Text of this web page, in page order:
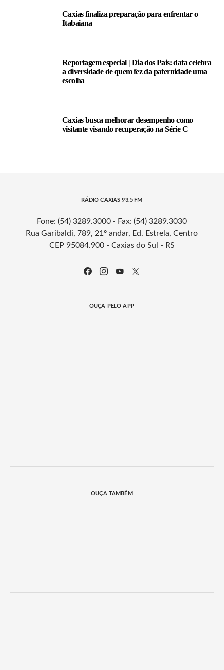
Caxias finaliza preparação para enfrentar o
Itabaiana
Reportagem especial | Dia dos Pais: data celebra
a diversidade de quem fez da paternidade uma
escolha
Caxias busca melhorar desempenho como
visitante visando recuperação na Série C
RÁDIO CAXIAS 93.5 FM
Fone: (54) 3289.3000 - Fax: (54) 3289.3030
Rua Garibaldi, 789, 21º andar, Ed. Estrela, Centro
CEP 95084.900 - Caxias do Sul - RS
OUÇA PELO APP
OUÇA TAMBÉM